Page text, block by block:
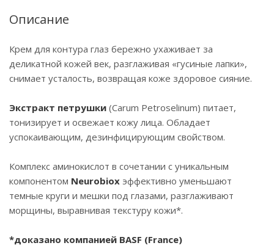
Описание
Крем для контура глаз бережно ухаживает за
деликатной кожей век, разглаживая «гусиные лапки»,
снимает усталость, возвращая коже здоровое сияние.
Экстракт петрушки (Carum Petroselinum) питает,
тонизирует и освежает кожу лица. Обладает
успокаивающим, дезинфицирующим свойством.
Комплекс аминокислот в сочетании с уникальным
компонентом Neurobiox эффективно уменьшают
темные круги и мешки под глазами, разглаживают
морщины, выравнивая текстуру кожи*.
*доказано компанией BASF (France)